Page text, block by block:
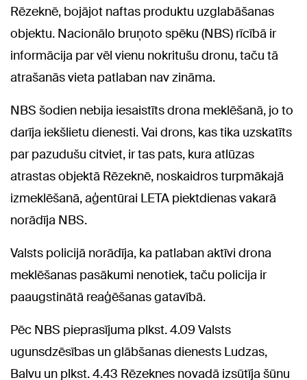
Rēzeknē, bojājot naftas produktu uzglabāšanas
objektu. Nacionālo bruņoto spēku (NBS) rīcībā ir
informācija par vēl vienu nokritušu dronu, taču tā
atrašanās vieta patlaban nav zināma.
NBS šodien nebija iesaistīts drona meklēšanā, jo to
darīja iekšlietu dienesti. Vai drons, kas tika uzskatīts
par pazudušu citviet, ir tas pats, kura atlūzas
atrastas objektā Rēzeknē, noskaidros turpmākajā
izmeklēšanā, aģentūrai LETA piektdienas vakarā
norādīja NBS.
Valsts policijā norādīja, ka patlaban aktīvi drona
meklēšanas pasākumi nenotiek, taču policija ir
paaugstinātā reaģēšanas gatavībā.
Pēc NBS pieprasījuma plkst. 4.09 Valsts
ugunsdzēsības un glābšanas dienests Ludzas,
Balvu un plkst. 4.43 Rēzeknes novadā izsūtīja šūnu